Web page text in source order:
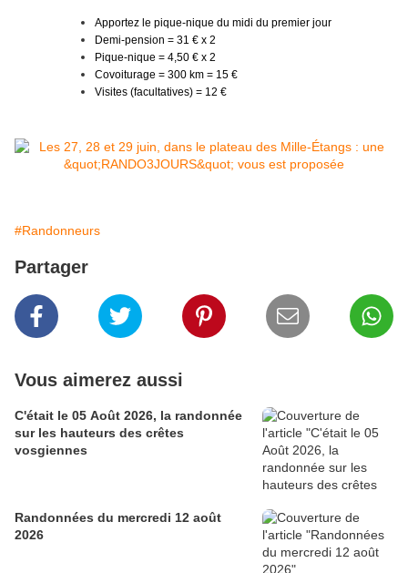
Apportez le pique-nique du midi du premier jour
Demi-pension = 31 € x 2
Pique-nique = 4,50 € x 2
Covoiturage = 300 km = 15 €
Visites (facultatives) = 12 €
#Randonneurs
Partager
Vous aimerez aussi
C'était le 05 Août 2026, la randonnée
sur les hauteurs des crêtes
vosgiennes
Randonnées du mercredi 12 août
2026